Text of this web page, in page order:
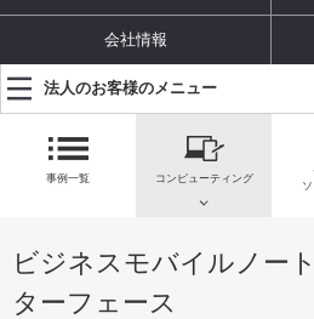
会社情報
法人のお客様のメニュー
事例一覧 コンピューティング
ビジネスモバイルノー
ターフェース